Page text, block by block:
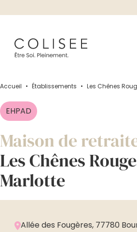
Accueil • Établissements • Les Chênes
EHPAD
Maison de
Les Chênes
Marlotte
Allée des Fougères, 77780